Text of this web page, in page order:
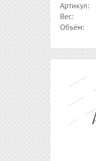
Артикул:
Вес:
Объём: